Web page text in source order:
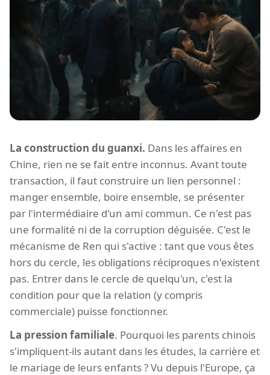
La construction du guanxi. Dans les affaires en
Chine, rien ne se fait entre inconnus. Avant toute
transaction, il faut construire un lien personnel :
manger ensemble, boire ensemble, se présenter
par l'intermédiaire d'un ami commun. Ce n'est pas
une formalité ni de la corruption déguisée. C'est le
mécanisme de Ren qui s'active : tant que vous êtes
hors du cercle, les obligations réciproques n'existent
pas. Entrer dans le cercle de quelqu'un, c'est la
condition pour que la relation (y compris
commerciale) puisse fonctionner.
La pression familiale. Pourquoi les parents chinois
s'impliquent-ils autant dans les études, la carrière et
le mariage de leurs enfants ? Vu depuis l'Europe, ça